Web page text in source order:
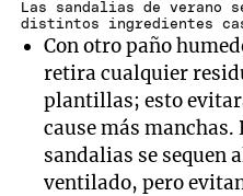
Las sandalias de verano
distintos ingredientes
Con otro paño
retira cualquier
plantillas; esto
cause más
sandalias se sequen
ventilado, pero